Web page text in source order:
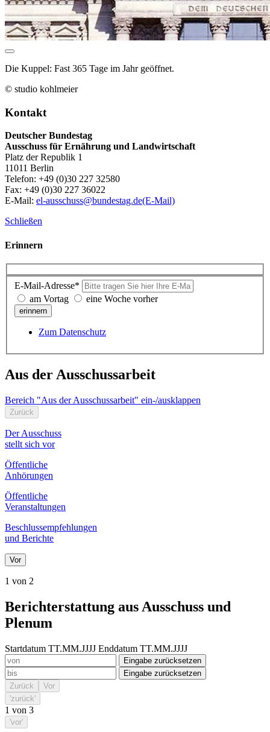
Die Kuppel: Fast 365 Tage im Jahr geöffnet.
© studio kohlmeier
Kontakt
Deutscher Bundestag
Ausschuss für Ernährung und Landwirtschaft
Platz der Republik 1
11011 Berlin
Telefon: +49 (0)30 227 32580
Fax: +49 (0)30 227 36022
E-Mail: el-ausschuss@bundestag.de(E-Mail)
Schließen
Erinnern
E-Mail-Adresse*
am Vortag
eine Woche vorher
erinnern
Zum Datenschutz
Aus der Ausschussarbeit
Bereich "Aus der Ausschussarbeit" ein-/ausklappen
Zurück
Der Ausschuss
stellt sich vor
Öffentliche
Anhörungen
Öffentliche
Veranstaltungen
Beschlussempfehlungen
und Berichte
Vor
1 von 2
Berichterstattung aus Ausschuss und
Plenum
Startdatum TT.MM.JJJJ Enddatum TT.MM.JJJJ
Eingabe zurücksetzen
Eingabe zurücksetzen
Zurück
Vor
'zurück'
1 von 3
'vor'